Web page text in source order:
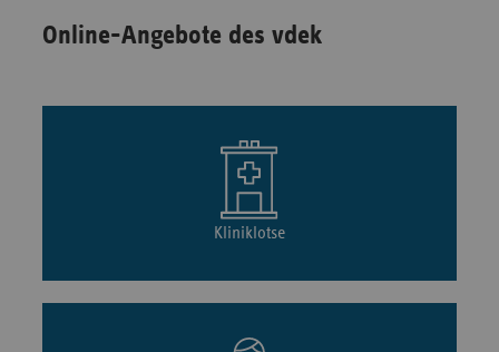
Online-Angebote des vdek
Kliniklotse